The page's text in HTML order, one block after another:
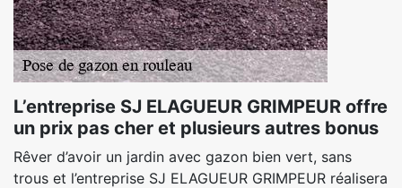
L’entreprise SJ ELAGUEUR GRIMPEUR offre
un prix pas cher et plusieurs autres bonus
Rêver d’avoir un jardin avec gazon bien vert, sans
trous et l’entreprise SJ ELAGUEUR GRIMPEUR réalisera